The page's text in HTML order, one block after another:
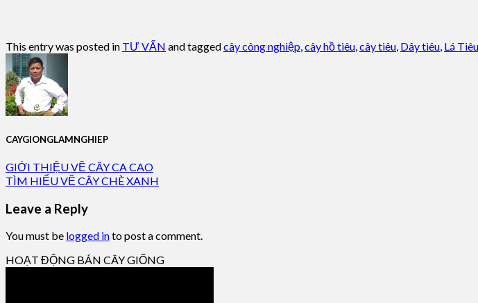
This entry was posted in TƯ VẤN and taggedcây công nghiệp,cây hồ tiêu,cây tiêu, Dây tiêu, Lá Tiêu
CAYGIONGLAMNGHIEP
GIỚI THIỆU VỀ CÂY CA CAO
TÌM HIỂU VỀ CÂY CHÈ XANH
Leave a Reply
You must be logged into post a comment.
HOẠT ĐỘNG BÁN CÂY GIỐNG